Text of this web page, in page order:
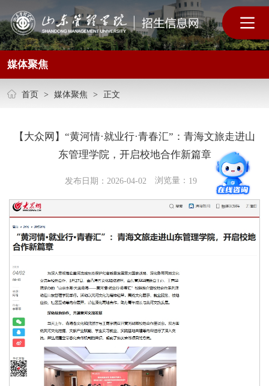
媒体聚焦
首页 > 媒体聚焦 > 正文
【大众网】“黄河情·就业行·青春汇”：青海文旅走进山
东管理学院，开启校地合作新篇章
发布日期：2026-04-02 浏览量： 19